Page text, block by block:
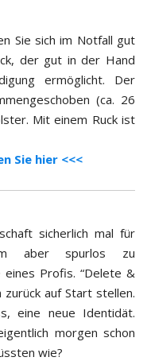
Sie sich im Notfall gut
der gut in der Hand
ermöglicht. Der
(ca. 26
Mit einem Ruck ist
Sie hier <<<
sicherlich mal für
aber spurlos zu
Profis. “Delete &
auf Start stellen.
eine neue Identidät.
morgen schon
wie?